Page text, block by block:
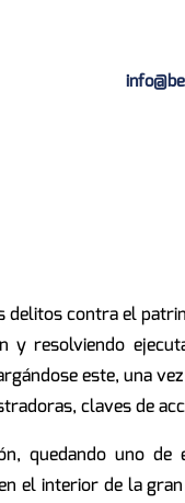
contra el
resolviendo
este, una
claves de
quedando uno
el interior de la